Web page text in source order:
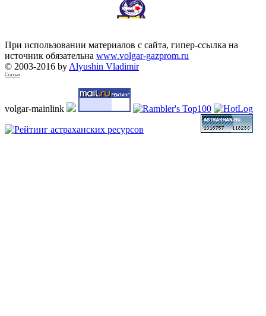
При использовании материалов с сайта, гипер-ссылка на
источник обязательна www.volgar-gazprom.ru
© 2003-2016 by Alyushin Vladimir
Статьи
volgar-mainlink